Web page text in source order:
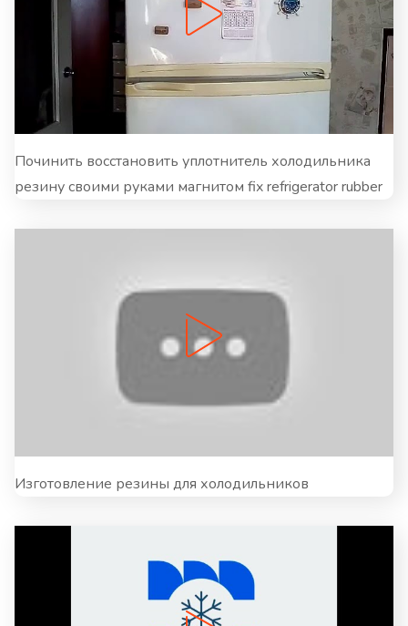
Починить восстановить уплотнитель холодильника
резину своими руками магнитом fix refrigerator rubber
Изготовление резины для холодильников